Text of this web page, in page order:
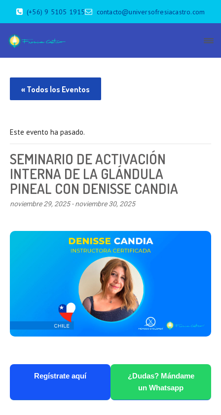
(+56) 9 5105 1915 contacto@universofresiacastro.com
« Todos los Eventos
Este evento ha pasado.
SEMINARIO DE ACTIVACIÓN
INTERNA DE LA GLÁNDULA
PINEAL CON DENISSE CANDIA
noviembre 29, 2025-noviembre 30, 2025
Regístrate aquí
¿Dudas? Mándame
un Whatsapp